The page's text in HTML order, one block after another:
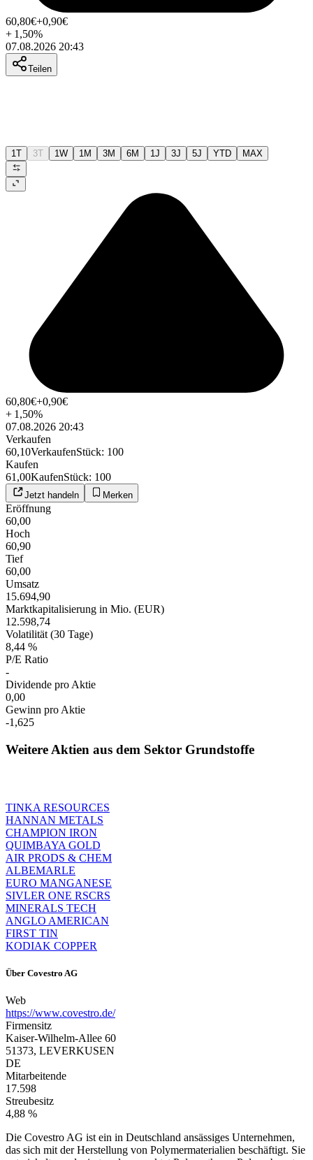
60,80€+0,90€
+ 1,50%
07.08.2026 20:43
Teilen
1T 3T 1W 1M 3M 6M 1J 3J 5J YTD MAX
60,80€+0,90€
+ 1,50%
07.08.2026 20:43
Verkaufen
60,10VerkaufenStück: 100
Kaufen
61,00KaufenStück: 100
Jetzt handeln Merken
Eröffnung
60,00
Hoch
60,90
Tief
60,00
Umsatz
15.694,90
Marktkapitalisierung in Mio. (EUR)
12.598,74
Volatilität (30 Tage)
8,44 %
P/E Ratio
-
Dividende pro Aktie
0,00
Gewinn pro Aktie
-1,625
Weitere Aktien aus dem Sektor Grundstoffe
TINKA RESOURCES
HANNAN METALS
CHAMPION IRON
QUIMBAYA GOLD
AIR PRODS & CHEM
ALBEMARLE
EURO MANGANESE
SIVLER ONE RSCRS
MINERALS TECH
ANGLO AMERICAN
FIRST TIN
KODIAK COPPER
Über Covestro AG
Web
https://www.covestro.de/
Firmensitz
Kaiser-Wilhelm-Allee 60
51373, LEVERKUSEN
DE
Mitarbeitende
17.598
Streubesitz
4,88 %
Die Covestro AG ist ein in Deutschland ansässiges Unternehmen,
das sich mit der Herstellung von Polymermaterialien beschäftigt. Sie